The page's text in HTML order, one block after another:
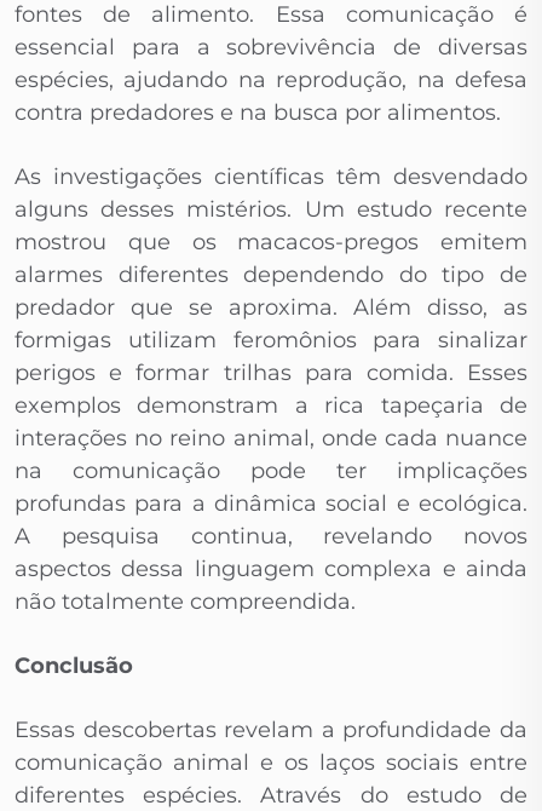
fontes de alimento. Essa comunicação é
essencial para a sobrevivência de diversas
espécies, ajudando na reprodução, na defesa
contra predadores e na busca por alimentos.
As investigações científicas têm desvendado
alguns desses mistérios. Um estudo recente
mostrou que os macacos-pregos emitem
alarmes diferentes dependendo do tipo de
predador que se aproxima. Além disso, as
formigas utilizam feromônios para sinalizar
perigos e formar trilhas para comida. Esses
exemplos demonstram a rica tapeçaria de
interações no reino animal, onde cada nuance
na comunicação pode ter implicações
profundas para a dinâmica social e ecológica.
A pesquisa continua, revelando novos
aspectos dessa linguagem complexa e ainda
não totalmente compreendida.
Conclusão
Essas descobertas revelam a profundidade da
comunicação animal e os laços sociais entre
diferentes espécies. Através do estudo de